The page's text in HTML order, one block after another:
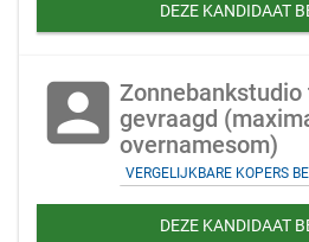
DEZE KANDIDAAT
account_box Zonnebankstudio
gevraagd
overnamesom)
VERGELIJKBARE KOPERS
DEZE KANDIDAAT